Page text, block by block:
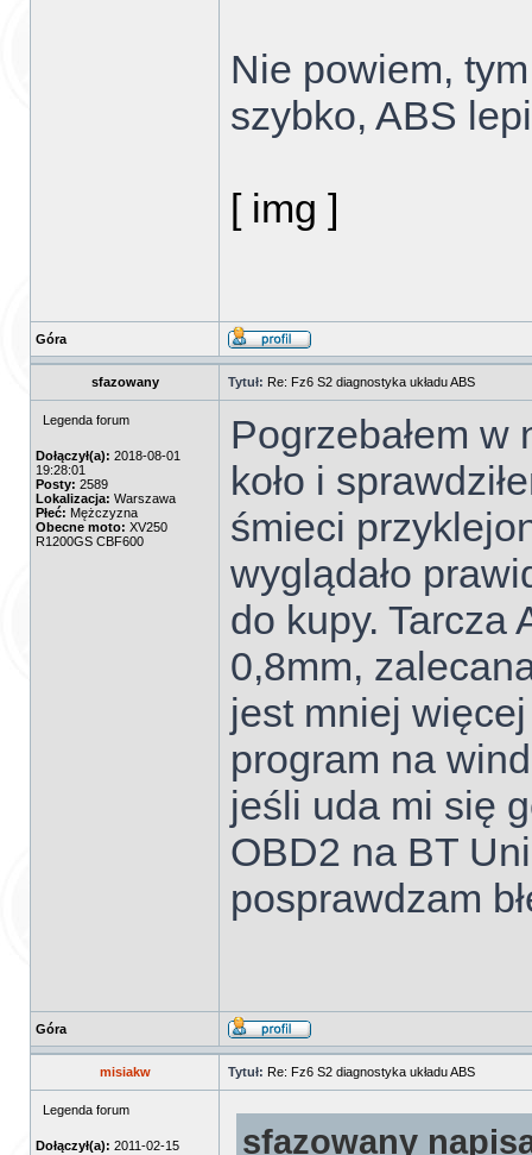
Nie powiem,
szybko, ABS
[ img ]
Góra
sfazowany Tytuł: Re: Fz6 S2 diagnostyka układu ABS
Legenda forum
Dołączył(a): 2018-08-01
19:28:01
Posty: 2589
Lokalizacja: Warszawa
Płeć: Mężczyzna
Obecne moto: XV250
R1200GS CBF600
Pogrzebałem w
koło i
śmieci
wyglądało
do kupy. Tarcza
0,8mm,
jest mniej
program na
jeśli uda mi się
OBD2 na BT
posprawdzam
Góra
misiakw Tytuł: Re: Fz6 S2 diagnostyka układu ABS
Legenda forum
Dołączył(a): 2011-02-15
sfazowany